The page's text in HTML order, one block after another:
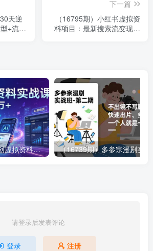
天逆
+流量
下一篇
（16795期）小红书虚拟资
料项目：最新搜索流变现玩
（17657期）AI原创虚拟资料实战课：2026新机会，小红书闲鱼开店，普通人用AI轻松变现，月入5万+
请登录后发表评论
登录 注册